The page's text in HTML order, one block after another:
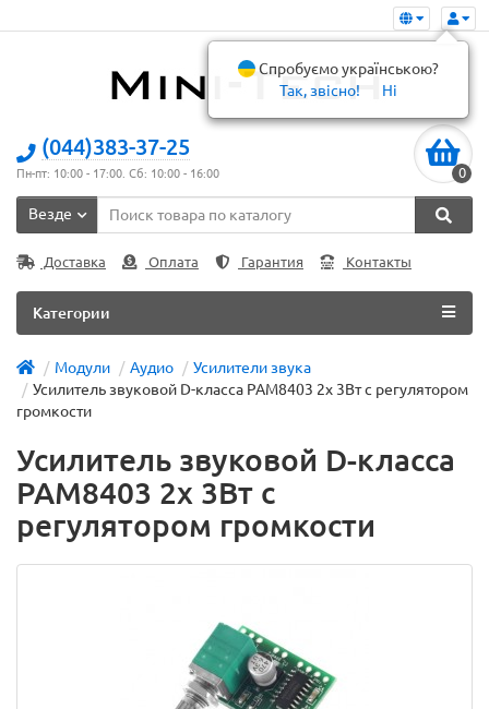
(044)383-37-25
Пн-пт: 10:00 - 17:00. Сб: 10:00 - 16:00 0
Везде
Доставка Оплата Гарантия Контакты
Категории
Модули Аудио
Усилители звука
Усилитель звуковой D-класса PAM8403 2x 3Вт с регулятором
громкости
Усилитель звуковой D-класса
PAM8403 2x 3Вт с
регулятором громкости
Спробуємо українською?
Так, звісно!
Ні